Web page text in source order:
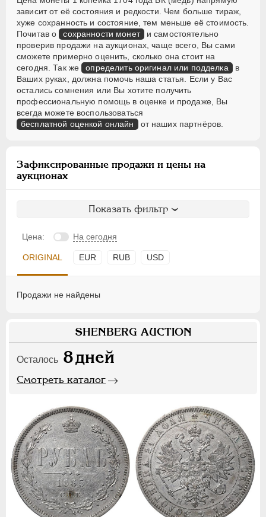
зависит от её состояния и редкости. Чем больше тираж,
хуже сохранность и состояние, тем меньше её стоимость.
Почитав о сохранности монет и самостоятельно
проверив продажи на аукционах, чаще всего, Вы сами
сможете примерно оценить, сколько она стоит на
сегодня. Так же определить оригинал или подделка в
Ваших руках, должна помочь наша статья. Если у Вас
остались сомнения или Вы хотите получить
профессиональную помощь в оценке и продаже, Вы
всегда можете воспользоваться
бесплатной оценкой онлайн от наших партнёров.
Зафиксированные продажи и цены на
аукционах
Показать фильтр
Цена: На сегодня
ORIGINAL EUR RUB USD
Продажи не найдены
SHENBERG AUCTION
Осталось 8дней
Смотреть каталог